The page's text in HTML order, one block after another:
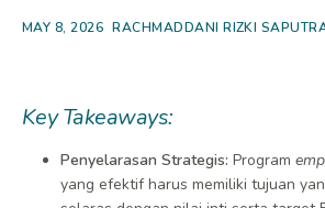
MAY 8, 2026 RACHMADDANI RIZKI
Key Takeaways:
Penyelarasan Strategis: Program
yang efektif harus memiliki tujuan